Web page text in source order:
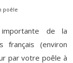
poêle
de la
français (environ
par votre poêle à